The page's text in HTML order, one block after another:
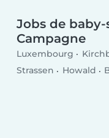
Jobs de
Campagne
Luxembourg
Strassen
Howald